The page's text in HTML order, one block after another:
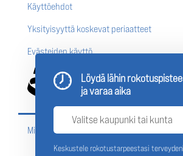
Löydä lähin
ja varaa aika
Keskustele rokotustarpeestasi
Käyttöehdot
Yksityisyyttä koskevat periaatteet
Evästeiden käyttö
Missä rokottautua?